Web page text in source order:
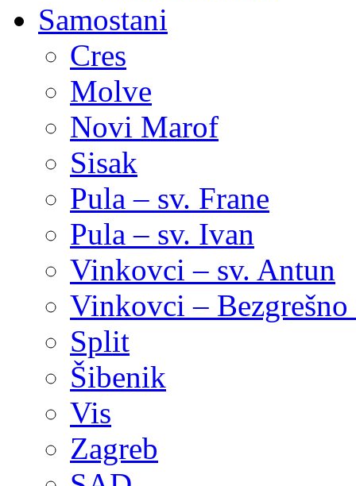
Samostani
Cres
Molve
Novi Marof
Sisak
Pula – sv. Frane
Pula – sv. Ivan
Vinkovci – sv. Antun
Vinkovci –
Split
Šibenik
Vis
Zagreb